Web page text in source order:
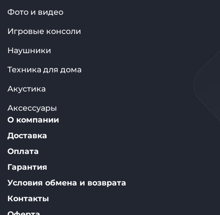
Фото и видео
Игровые консоли
Наушники
Техника для дома
Акустика
Аксессуары
О компании
Доставка
Оплата
Гарантия
Условия обмена и возврата
Контакты